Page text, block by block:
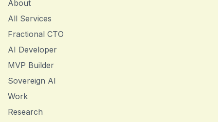
About
All Services
Fractional CTO
AI Developer
MVP Builder
Sovereign AI
Work
Research